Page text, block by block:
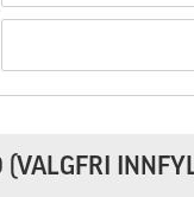
(VALGFRI